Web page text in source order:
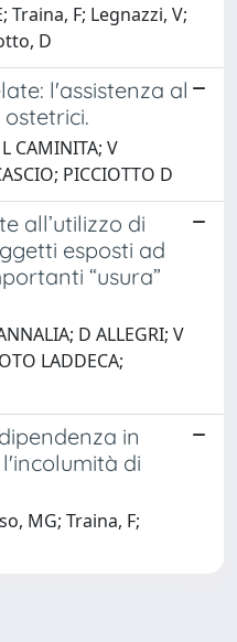
Traina, F; Legnazzi, V;
D
l'assistenza al
CAMINITA; V
PICCIOTTO D
all’utilizzo di
esposti ad
“usura”
D ALLEGRI; V
LADDECA;
in
di
MG; Traina, F;